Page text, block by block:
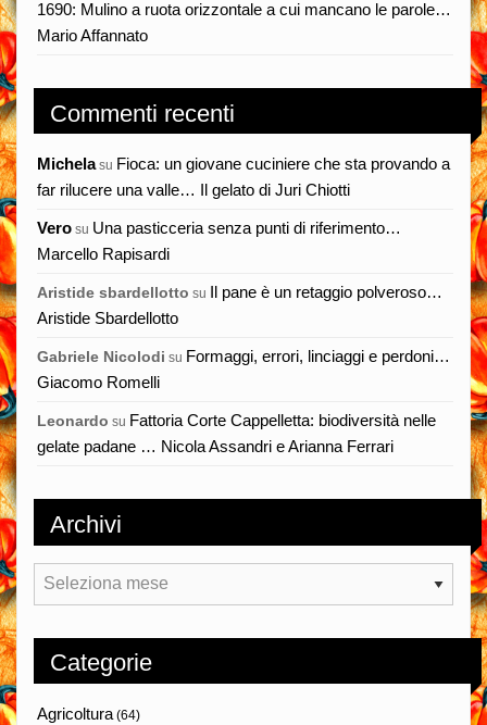
1690: Mulino a ruota orizzontale a cui mancano le parole…
Mario Affannato
Commenti recenti
Michelasu Fioca: un giovane cuciniere che sta provando a
far rilucere una valle… Il gelato di Juri Chiotti
Vero su Una pasticceria senza punti di riferimento…
Marcello Rapisardi
Aristide sbardellotto su Il pane è un retaggio polveroso…
Aristide Sbardellotto
Gabriele Nicolodi su Formaggi, errori, linciaggi e perdoni…
Giacomo Romelli
Leonardo su Fattoria Corte Cappelletta: biodiversità nelle
gelate padane … Nicola Assandri e Arianna Ferrari
Archivi
Archivi
Categorie
Agricoltura(64)